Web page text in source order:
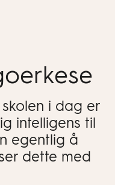
i dag er
intelligens til
egentlig å
dette med